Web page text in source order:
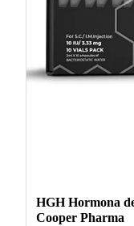
HGH Hormona
Cooper Pharma